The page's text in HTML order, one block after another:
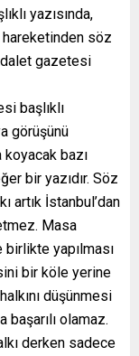
yazısında,
söz
gazetesi
başlıklı
görüşünü
bazı
bir yazıdır. Söz
artık İstanbul’dan
Masa
yapılması
bir köle yerine
düşünmesi
olamaz.
derken sadece